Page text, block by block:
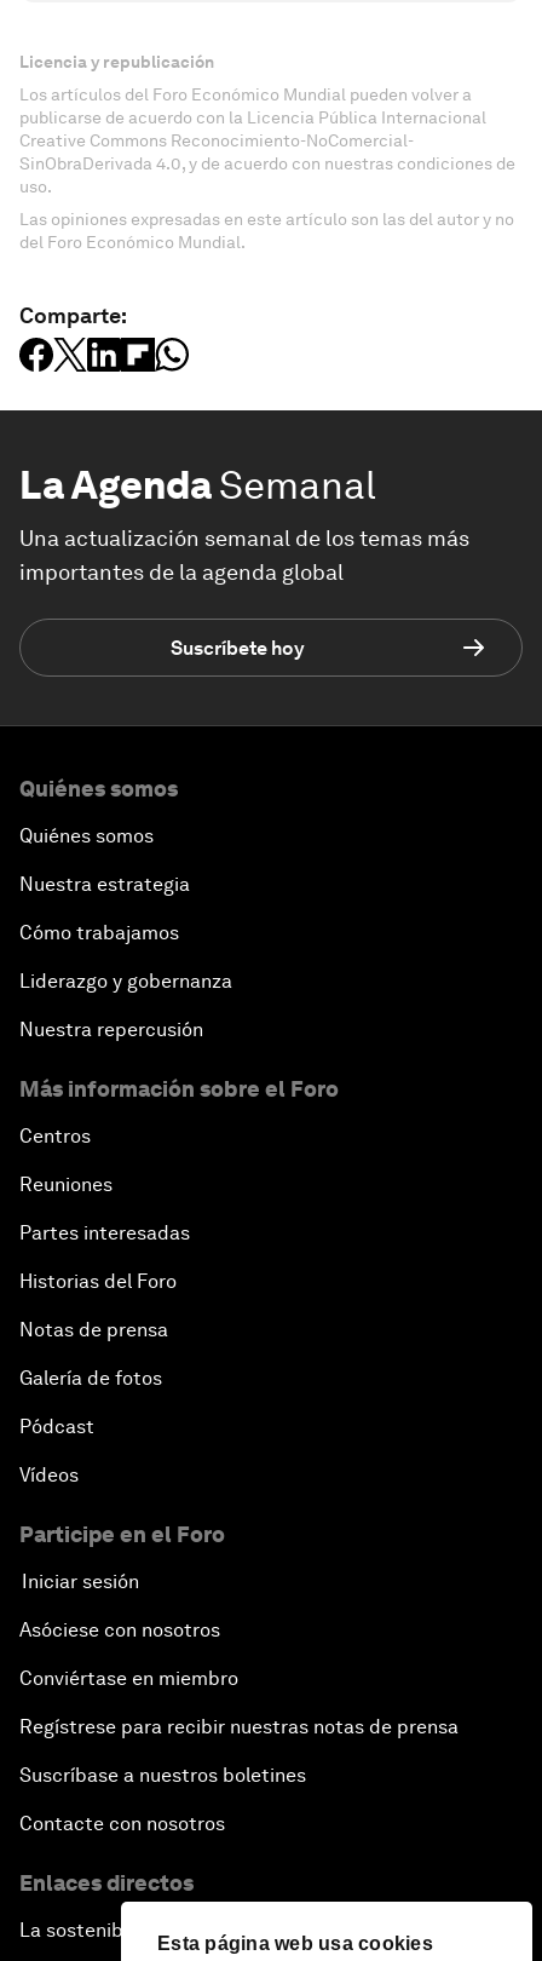
Esta página web usa cookies
Licencia y republicación
Los artículos del Foro Económico Mundial pueden volver a
publicarse de acuerdo con la Licencia Pública Internacional
Creative Commons Reconocimiento-NoComercial-
SinObraDerivada 4.0, y de acuerdo con nuestras condiciones de
uso.
Las opiniones expresadas en este artículo son las del autor y no
del Foro Económico Mundial.
Comparte:
La AgendaSemanal
Una actualización semanal de los temas más
importantes de la agenda global
Suscríbete hoy
Quiénes somos
Quiénes somos
Nuestra estrategia
Cómo trabajamos
Liderazgo y gobernanza
Nuestra repercusión
Más información sobre el Foro
Centros
Reuniones
Partes interesadas
Historias del Foro
Notas de prensa
Galería de fotos
Pódcast
Vídeos
Participe en el Foro
Iniciar sesión
Asóciese con nosotros
Conviértase en miembro
Regístrese para recibir nuestras notas de prensa
Suscríbase a nuestros boletines
Contacte con nosotros
Enlaces directos
La sostenibilidad en el Foro